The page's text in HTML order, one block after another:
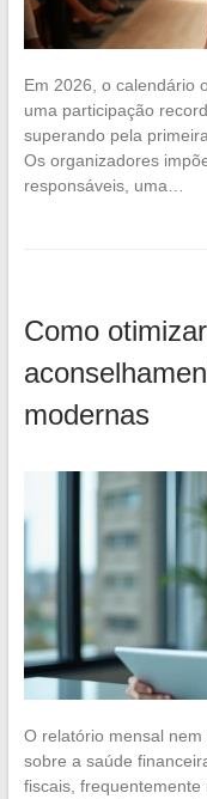
Em 2026, o calendário
uma participação
superando pela
Os organizadores
responsáveis, uma…
Como
modernas
O relatório mensal
sobre a saúde
fiscais,